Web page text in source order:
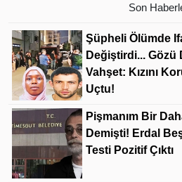
Son
Şüpheli Ölümde
Değiştirdi... Gözü
Vahşet: Kızını
Uçtu!
Pişmanım Bir
Demişti! Erdal
Testi Pozitif Çıktı